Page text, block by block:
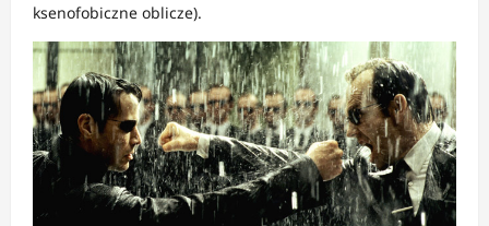
ksenofobiczne oblicze).